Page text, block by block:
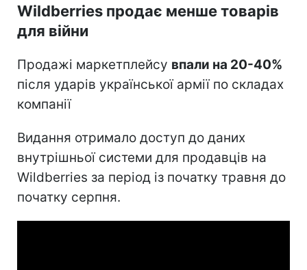
Wildberries продає менше товарів
для війни
Продажі маркетплейсу впали на 20-40%
після ударів української армії по складах
компанії
Видання отримало доступ до даних
внутрішньої системи для продавців на
Wildberries за період із початку травня до
початку серпня.